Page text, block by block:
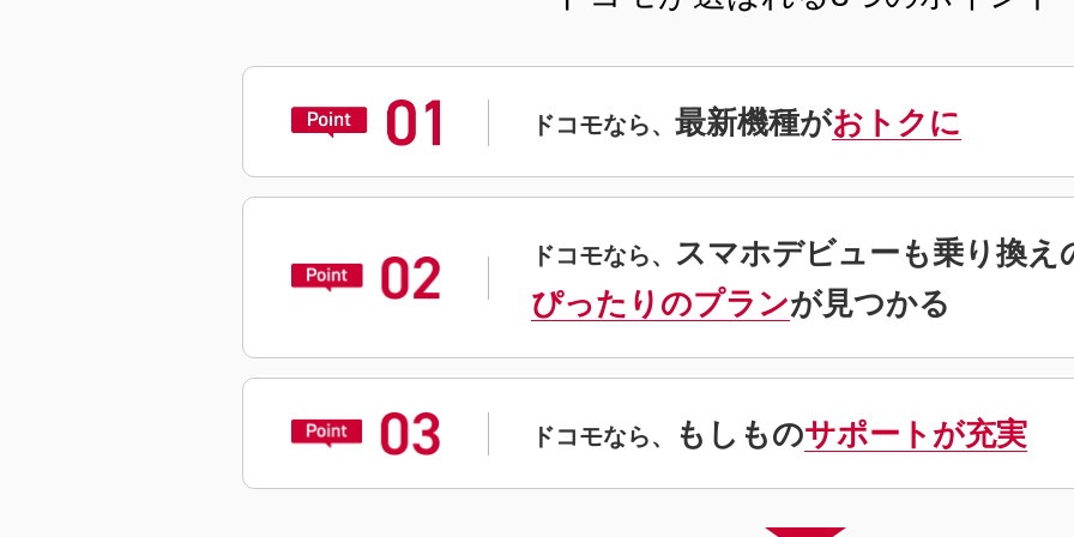
ドコモなら、 最新機種がおトクに
ドコモなら、 スマホデビューも乗り換え
ぴったりのプランが見つかる
ドコモなら、 もしものサポートが充実